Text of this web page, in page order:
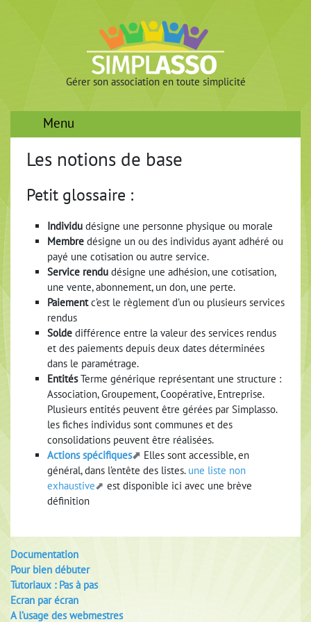
Gérer son association en toute simplicité
Menu
Les notions de base
Petit glossaire :
Individudésigne une personne physique ou morale
Membredésigne un ou des individus ayant adhéré ou
payé une cotisation ou autre service.
Service rendu désigne une adhésion, une cotisation,
une vente, abonnement, un don, une perte.
Paiementc’est le règlement d’un ou plusieurs services
rendus
Soldedifférence entre la valeur des services rendus
et des paiements depuis deux dates déterminées
dans le paramétrage.
EntitésTerme générique représentant une structure :
Association, Groupement, Coopérative, Entreprise.
Plusieurs entités peuvent être gérées par Simplasso.
les fiches individus sont communes et des
consolidations peuvent être réalisées.
Actions spécifiques
Elles sont accessible, en
général, dans l’entête des listes. une liste non
exhaustive
est disponible ici avec une brève
définition
Documentation
Pour bien débuter
Tutoriaux : Pas à pas
Ecran par écran
A l’usage des webmestres